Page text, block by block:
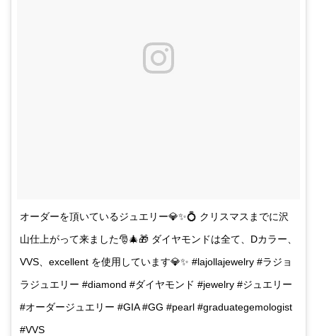
オーダーを頂いているジュエリー💎✨💍 クリスマスまでに沢
山仕上がって来ました🎅🎄🎁 ダイヤモンドは全て、Dカラー、
VVS、excellent を使用しています💎✨ #lajollajewelry #ラジョ
ラジュエリー #diamond #ダイヤモンド #jewelry #ジュエリー
#オーダージュエリー #GIA #GG #pearl #graduategemologist
#VVS